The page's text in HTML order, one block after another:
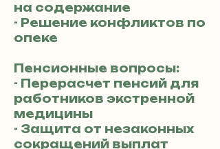
на содержание
- Решение конфликтов по
опеке
Пенсионные вопросы:
- Перерасчет пенсий для
работников экстренной
медицины
- Защита от незаконных
сокращений выплат